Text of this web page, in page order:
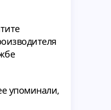
упоминали,